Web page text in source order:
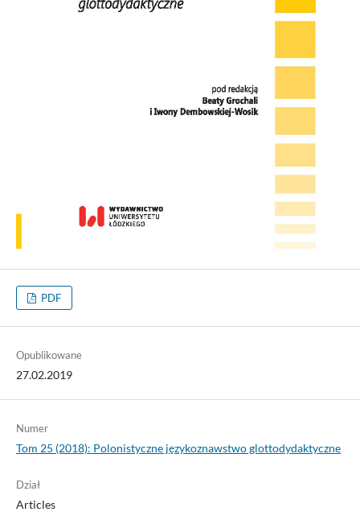
PDF
Opublikowane
27.02.2019
Numer
Tom 25 (2018): Polonistyczne językoznawstwo glottodydaktyczne
Dział
Articles